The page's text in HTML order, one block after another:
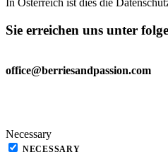
In Österreich ist dies die
Sie erreichen uns unter
office@berriesandpassion.com
Necessary
NECESSARY